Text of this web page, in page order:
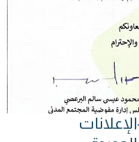
الإعلانات